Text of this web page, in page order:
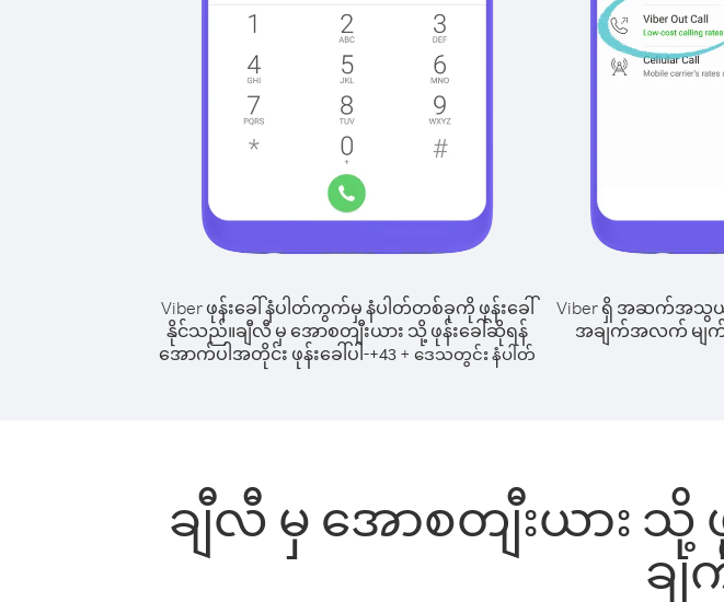
Viber ဖုန်းခေါ်နံပါတ်ကွက်မှ နံပါတ်တစ်ခုကို ဖုန်းခေါ်
နိုင်သည်။ချီလီ မှ အောစတျီးယား သို့ ဖုန်းခေါ်ဆိုရန်
အောက်ပါအတိုင်း ဖုန်းခေါ်ပါ-+43 + ဒေသတွင်း နံပါတ်
Viber ရှိ အဆက်အသွယ်
အချက်အလက် မျက်နှ
ချီလီ မှ အောစတျီးယား သို့
ချ